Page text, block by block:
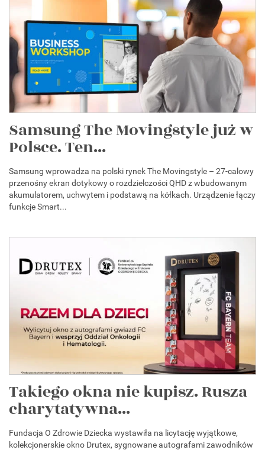
Samsung The Movingstyle już w
Polsce. Ten...
Samsung wprowadza na polski rynek The Movingstyle – 27-calowy
przenośny ekran dotykowy o rozdzielczości QHD z wbudowanym
akumulatorem, uchwytem i podstawą na kółkach. Urządzenie łączy
funkcje Smart...
Takiego okna nie kupisz. Rusza
charytatywna...
Fundacja O Zdrowie Dziecka wystawiła na licytację wyjątkowe,
kolekcjonerskie okno Drutex, sygnowane autografami zawodników